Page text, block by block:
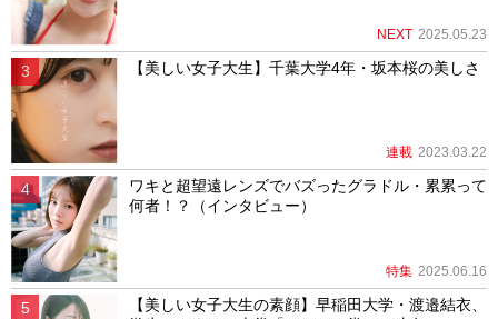
NEXT 2025.05.23
【美しい女子大生】千葉大学4年・坂本桜の美しさ
連載 2023.03.22
ワキと超望遠レンズでバズったグラドル・累累って
何者！？（インタビュー）
特集 2025.06.16
【美しい女子大生の素顔】早稲田大学・渡邉結衣、